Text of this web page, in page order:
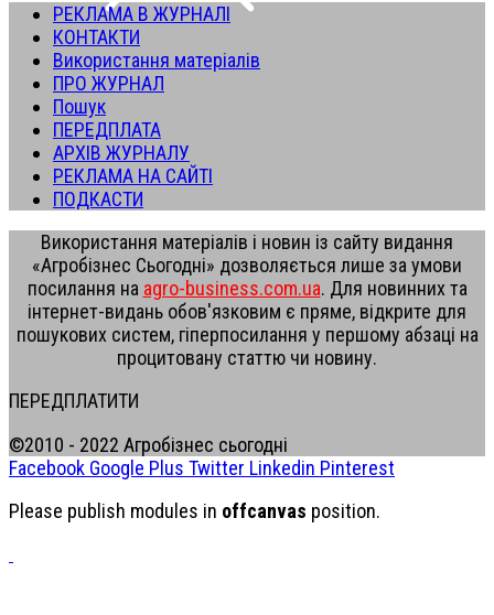
РЕКЛАМА В ЖУРНАЛІ
КОНТАКТИ
Використання матеріалів
ПРО ЖУРНАЛ
Пошук
ПЕРЕДПЛАТА
АРХІВ ЖУРНАЛУ
РЕКЛАМА НА САЙТІ
ПОДКАСТИ
Використання матеріалів і новин із сайту видання
«Агробізнес Сьогодні» дозволяється лише за умови
посилання на agro-business.com.ua. Для новинних та
інтернет-видань обов'язковим є пряме, відкрите для
пошукових систем, гіперпосилання у першому абзаці на
процитовану статтю чи новину.
ПЕРЕДПЛАТИТИ
©2010 - 2022 Агробізнес сьогодні
Facebook Google Plus Twitter Linkedin Pinterest
Please publish modules in offcanvas position.